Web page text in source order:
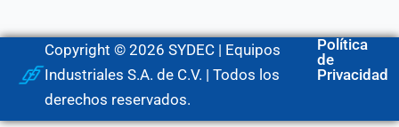
Copyright © 2026 SYDEC | Equipos
Industriales S.A. de C.V. | Todos los
derechos reservados.
Política
de
Privacidad